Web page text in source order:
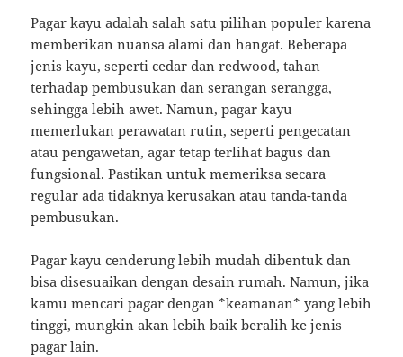
Pagar kayu adalah salah satu pilihan populer karena
memberikan nuansa alami dan hangat. Beberapa
jenis kayu, seperti cedar dan redwood, tahan
terhadap pembusukan dan serangan serangga,
sehingga lebih awet. Namun, pagar kayu
memerlukan perawatan rutin, seperti pengecatan
atau pengawetan, agar tetap terlihat bagus dan
fungsional. Pastikan untuk memeriksa secara
regular ada tidaknya kerusakan atau tanda-tanda
pembusukan.
Pagar kayu cenderung lebih mudah dibentuk dan
bisa disesuaikan dengan desain rumah. Namun, jika
kamu mencari pagar dengan *keamanan* yang lebih
tinggi, mungkin akan lebih baik beralih ke jenis
pagar lain.